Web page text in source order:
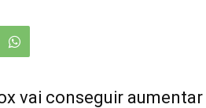
vai conseguir